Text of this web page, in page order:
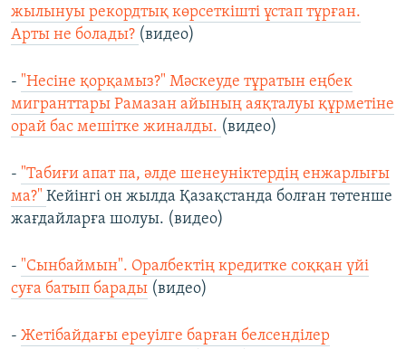
жылынуы рекордтық көрсеткішті ұстап тұрған.
Арты не болады? (видео)
- "Несіне қорқамыз?" Мәскеуде тұратын еңбек
мигранттары Рамазан айының аяқталуы құрметіне
орай бас мешітке жиналды. (видео)
- "Табиғи апат па, әлде шенеуніктердің енжарлығы
ма?" Кейінгі он жылда Қазақстанда болған төтенше
жағдайларға шолуы. (видео)
- "Сынбаймын". Оралбектің кредитке соққан үйі
суға батып барады (видео)
- Жетібайдағы ереуілге барған белсенділер